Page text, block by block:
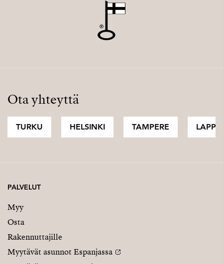
Ota yhteyttä
TURKU HELSINKI TAMPERE LAPPI
PALVELUT
Myy
Osta
Rakennuttajille
Myytävät asunnot Espanjassa